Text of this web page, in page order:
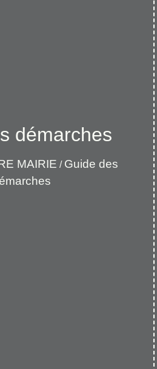
démarches
MAIRIE / Guide des